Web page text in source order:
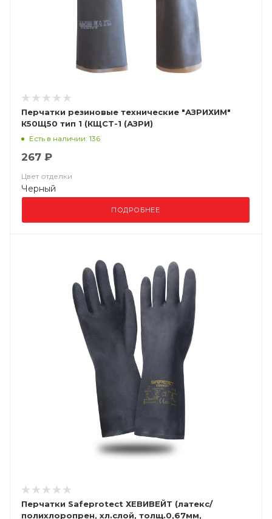
Перчатки резиновые технические "АЗРИХИМ"
К50Щ50 тип 1 (КЩСТ-1 (АЗРИ)
Есть в наличии: 136
267 ₽
Цвет отделки
Черный
ПОДРОБНЕЕ
Перчатки Safeprotect ХЕВИВЕЙТ (латекс/
полихлоропрен, хл.слой, толщ.0,67мм,